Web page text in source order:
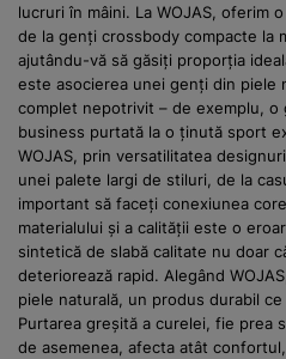
lucruri în mâini. La WOJAS, oferim
de la genți crossbody compacte la
ajutându-vă să găsiți proporția
este asocierea unei genți din piele
complet nepotrivit – de exemplu, o
business purtată la o ținută sport
WOJAS, prin versatilitatea
unei palete largi de stiluri, de la
important să faceți conexiunea
materialului și a calității este o
sintetică de slabă calitate nu doar
deteriorează rapid. Alegând
piele naturală, un produs durabil
Purtarea greșită a curelei, fie prea
de asemenea, afecta atât